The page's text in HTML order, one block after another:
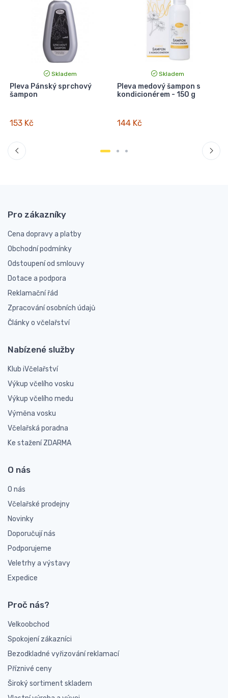
Skladem
Pleva Pánský sprchový
šampon
153 Kč
Skladem
Pleva medový šampon s
kondicionérem - 150 g
144 Kč
Pro zákazníky
Cena dopravy a platby
Obchodní podmínky
Odstoupení od smlouvy
Dotace a podpora
Reklamační řád
Zpracování osobních údajů
Články o včelařství
Nabízené služby
Klub iVčelařství
Výkup včelího vosku
Výkup včelího medu
Výměna vosku
Včelařská poradna
Ke stažení ZDARMA
O nás
O nás
Včelařské prodejny
Novinky
Doporučují nás
Podporujeme
Veletrhy a výstavy
Expedice
Proč nás?
Velkoobchod
Spokojení zákazníci
Bezodkladné vyřizování reklamací
Příznivé ceny
Široký sortiment skladem